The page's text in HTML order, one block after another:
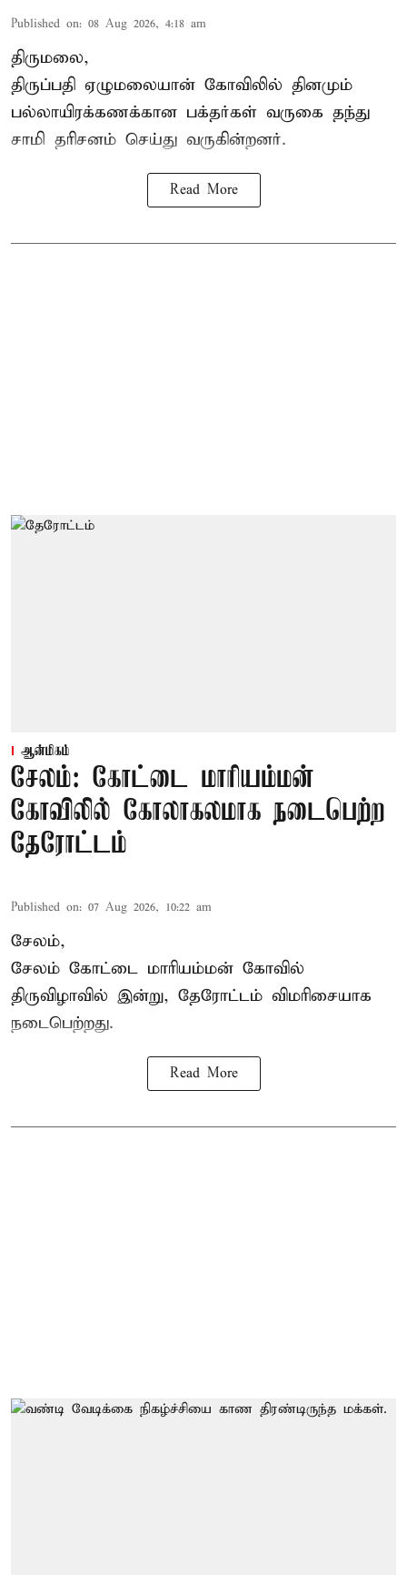
Published on: 08 Aug 2026, 4:18 am
திருமலை,
திருப்பதி ஏழுமலையான் கோவிலில் தினமும்
பல்லாயிரக்கணக்கான பக்தர்கள் வருகை தந்து
சாமி தரிசனம் செய்து வருகின்றனர்.
Read More
ஆன்மிகம்
சேலம்: கோட்டை மாரியம்மன்
கோவிலில் கோலாகலமாக நடைபெற்ற
தேரோட்டம்
Published on: 07 Aug 2026, 10:22 am
சேலம்,
சேலம் கோட்டை மாரியம்மன் கோவில்
திருவிழாவில் இன்று, தேரோட்டம் விமரிசையாக
நடைபெற்றது.
Read More